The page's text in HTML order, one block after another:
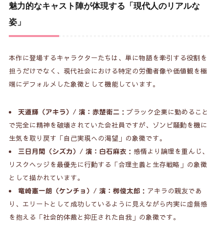
魅力的なキャスト陣が体現する「現代人のリアルな
姿」
本作に登場するキャラクターたちは、単に物語を牽引する役割を
担うだけでなく、現代社会における特定の労働者像や価値観を極
端にデフォルメした象徴として機能しています。
天道輝（アキラ）/ 演：赤楚衛二 ：ブラック企業に勤めること
で完全に精神を破壊されていた会社員ですが、ゾンビ騒動を機に
生気を取り戻す「自己実現への渇望」の象徴です。
三日月閑（シズカ）/ 演：白石麻衣 ：感情より論理を重んじ、
リスクヘッジを最優先に行動する「合理主義と生存戦略」の象徴
として描かれています。
竜崎憲一朗（ケンチョ）/ 演：栁俊太郎 ：アキラの親友であ
り、エリートとして成功しているように見えながら内実に虚無感
を抱える「社会的体裁と抑圧された自我」の象徴です。